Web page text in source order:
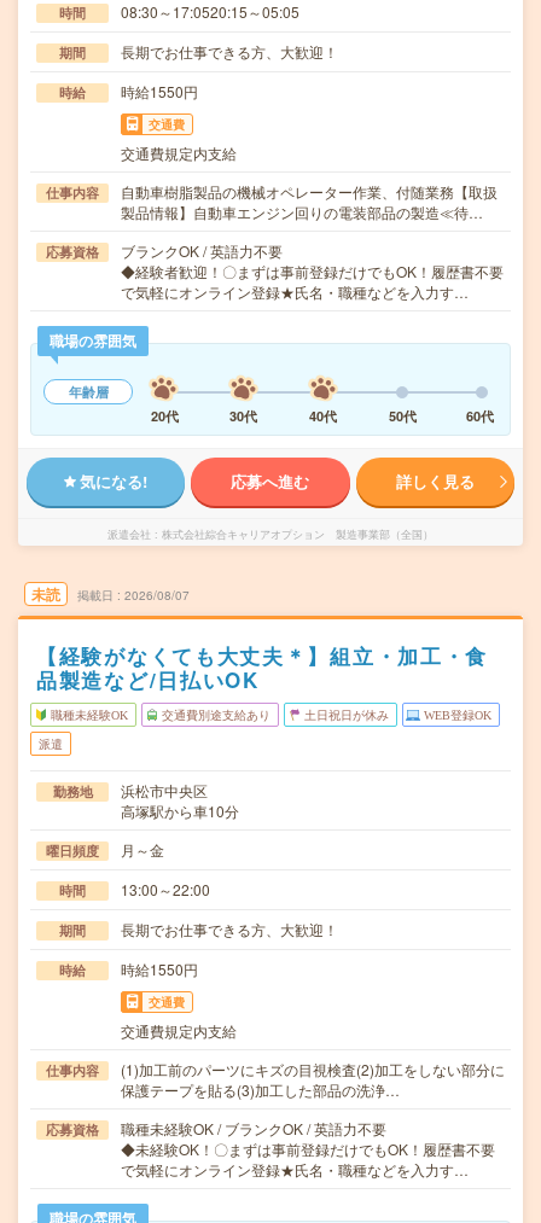
時間 08:30～17:0520:15～05:05
期間 長期でお仕事できる方、大歓迎！
時給 時給1550円
交通費
交通費規定内支給
仕事内容
自動車樹脂製品の機械オペレーター作業、付随業務【取扱
製品情報】自動車エンジン回りの電装部品の製造≪待…
応募資格
ブランクOK / 英語力不要
◆経験者歓迎！〇まずは事前登録だけでもOK！履歴書不要
で気軽にオンライン登録★氏名・職種などを入力す…
職場の雰囲気
年齢層
20代
30代 40代 50代 60代
気になる! 応募へ進む 詳しく見る
派遣会社 株式会社綜合キャリアオプション 製造事業部（全国）
未読 掲載日 2026/08/07
【経験がなくても大丈夫＊】組立・加工・食
品製造など/日払いOK
職種未経験OK 交通費別途支給あり 土日祝日が休み WEB登録OK
派遣
勤務地
浜松市中央区
高塚駅から車10分
曜日頻度 月～金
時間 13:00～22:00
期間 長期でお仕事できる方、大歓迎！
時給 時給1550円
交通費
交通費規定内支給
仕事内容
(1)加工前のパーツにキズの目視検査(2)加工をしない部分に
保護テープを貼る(3)加工した部品の洗浄…
応募資格
職種未経験OK / ブランクOK / 英語力不要
◆未経験OK！〇まずは事前登録だけでもOK！履歴書不要
で気軽にオンライン登録★氏名・職種などを入力す…
職場の雰囲気